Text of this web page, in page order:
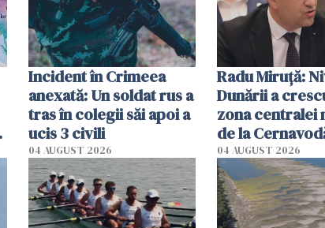
Incident în Crimeea
anexată: Un soldat rus a
tras în colegii săi apoi a
ucis 3 civili
04 AUGUST 2026
Radu Miruţă:
Dunării a
zona centralei
de la
cm faţă de
04 AUGUST 2026